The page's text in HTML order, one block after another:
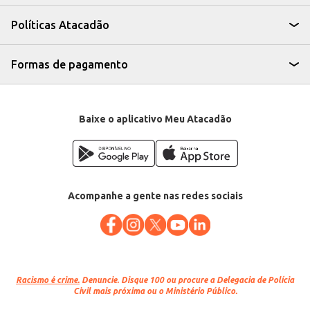
Perfeito para lanchonetes e bares que desejam oferecer hambúrgueres de
alta qualidade aos seus clientes.
A escolha do Hambúrguer Bovino Fraldinha Resfriado garante um produto
em atacado proporciona economia e praticidade para o seu negócio.
Marca: Atacadão S/A
Departamento: Frios e congelados
Políticas Atacadão
Formas de pagamento
Baixe o aplicativo Meu Atacadão
Acompanhe a gente nas redes sociais
Racismo é crime. Denuncie. Disque 100 ou procure a Delegacia de Polícia
Civil mais próxima ou o Ministério Público.